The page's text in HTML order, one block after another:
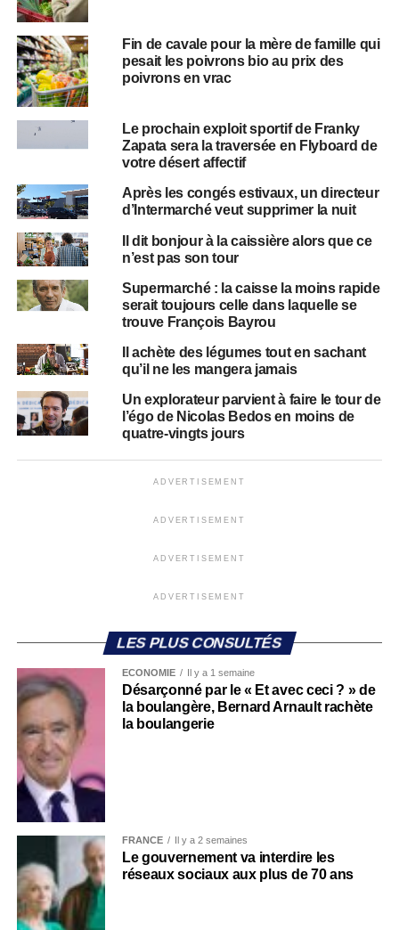
Fin de cavale pour la mère de famille qui
pesait les poivrons bio au prix des
poivrons en vrac
Le prochain exploit sportif de Franky
Zapata sera la traversée en Flyboard de
votre désert affectif
Après les congés estivaux, un directeur
d’Intermarché veut supprimer la nuit
Il dit bonjour à la caissière alors que ce
n’est pas son tour
Supermarché : la caisse la moins rapide
serait toujours celle dans laquelle se
trouve François Bayrou
Il achète des légumes tout en sachant
qu’il ne les mangera jamais
Un explorateur parvient à faire le tour de
l’égo de Nicolas Bedos en moins de
quatre-vingts jours
ADVERTISEMENT
ADVERTISEMENT
ADVERTISEMENT
ADVERTISEMENT
LES PLUS CONSULTÉS
ECONOMIE Il y a 1 semaine
Désarçonné par le « Et avec ceci ? » de
la boulangère, Bernard Arnault rachète
la boulangerie
FRANCE Il y a 2 semaines
Le gouvernement va interdire les
réseaux sociaux aux plus de 70 ans